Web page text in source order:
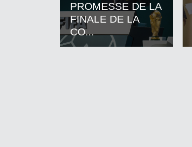
PROMESSE DE LA
FINALE DE LA
CO...